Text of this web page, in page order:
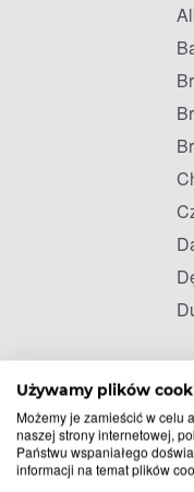
Używamy plików
Możemy je zamieścić w celu
naszej strony internetowej,
Państwu wspaniałego
informacji na temat plików